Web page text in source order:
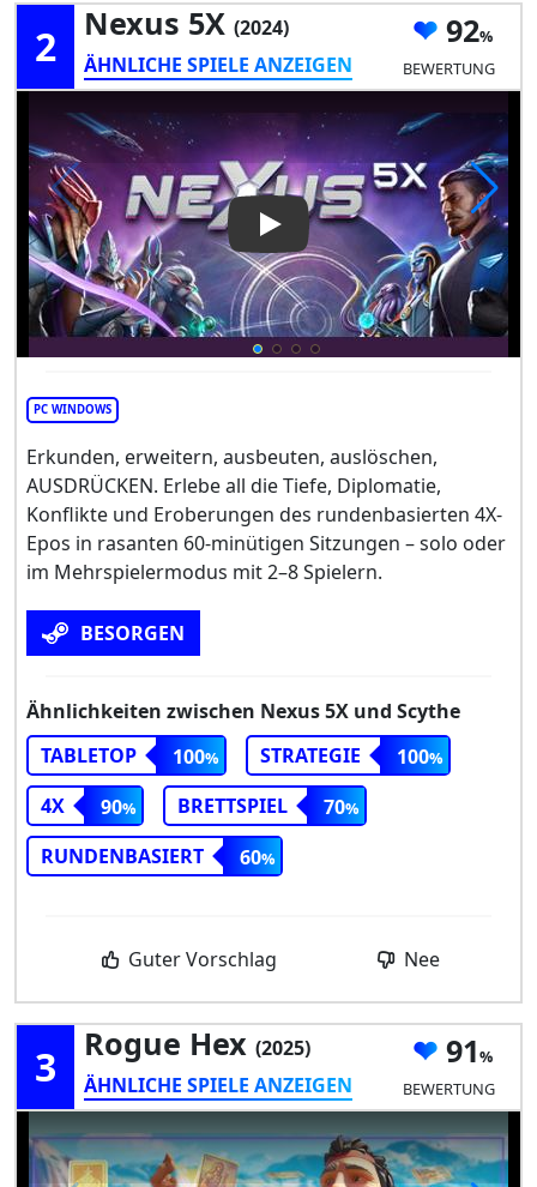
2 Nexus 5X (2024)
ÄHNLICHE SPIELE ANZEIGEN
92
BEWERTUNG
Play Video: Nexus 5X
PC WINDOWS
Erkunden, erweitern, ausbeuten, auslöschen,
AUSDRÜCKEN. Erlebe all die Tiefe, Diplomatie,
Konflikte und Eroberungen des rundenbasierten 4X-
Epos in rasanten 60-minütigen Sitzungen – solo oder
im Mehrspielermodus mit 2–8 Spielern.
BESORGEN
Ähnlichkeiten zwischen Nexus 5X und Scythe
TABLETOP
100 STRATEGIE
100
4X
90 BRETTSPIEL
70
RUNDENBASIERT
60
Guter Vorschlag Nee
3 Rogue Hex (2025)
ÄHNLICHE SPIELE ANZEIGEN
91
BEWERTUNG